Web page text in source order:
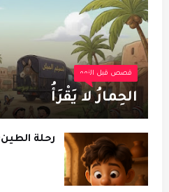
قصص قبل النوم
الحِمارُ لا يَقْرَأُ
رحلة